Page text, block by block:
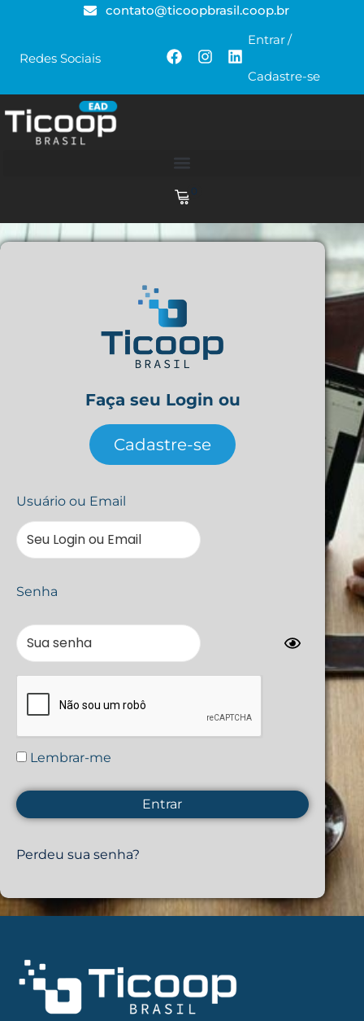
contato@ticoopbrasil.coop.br
Redes Sociais
Entrar/
Cadastre-se
0
Faça seu Login ou
Cadastre-se
Usuário ou Email
Senha
Lembrar-me
Perdeu sua senha?